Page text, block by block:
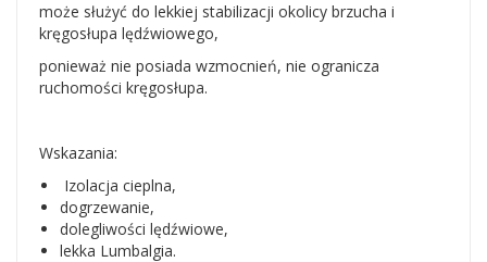
może służyć do lekkiej stabilizacji okolicy brzucha i
kręgosłupa lędźwiowego,
ponieważ nie posiada wzmocnień, nie ogranicza
ruchomości kręgosłupa.
Wskazania:
Izolacja cieplna,
dogrzewanie,
dolegliwości lędźwiowe,
lekka Lumbalgia.